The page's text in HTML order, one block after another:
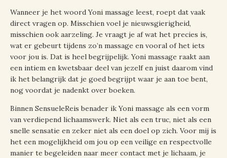
Wanneer je het woord Yoni massage leest, roept dat vaak
direct vragen op. Misschien voel je nieuwsgierigheid,
misschien ook aarzeling. Je vraagt je af wat het precies is,
wat er gebeurt tijdens zo’n massage en vooral of het iets
voor jou is. Dat is heel begrijpelijk. Yoni massage raakt aan
een intiem en kwetsbaar deel van jezelf en juist daarom vind
ik het belangrijk dat je goed begrijpt waar je aan toe bent,
nog voordat je nadenkt over boeken.
Binnen SensueleReis benader ik Yoni massage als een vorm
van verdiepend lichaamswerk. Niet als een truc, niet als een
snelle sensatie en zeker niet als een doel op zich. Voor mij is
het een mogelijkheid om jou op een veilige en respectvolle
manier te begeleiden naar meer contact met je lichaam, je